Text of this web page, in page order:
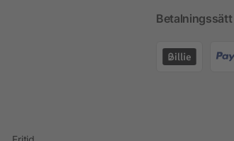
Betalningssätt